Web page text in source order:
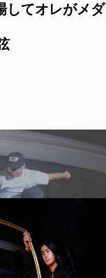
してオレがメダ